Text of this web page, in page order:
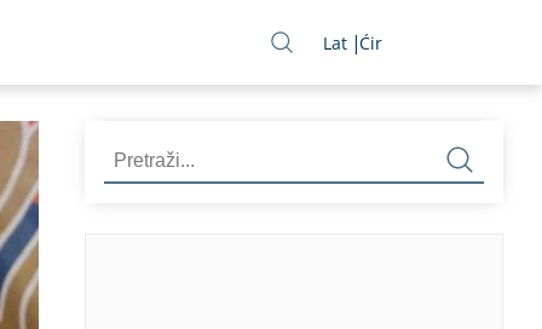
Lat Ćir